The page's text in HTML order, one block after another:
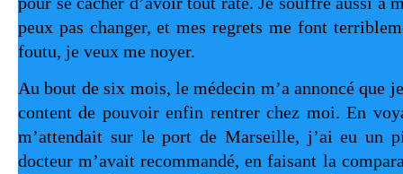
peux pas changer, et mes regrets me font
foutu, je veux me noyer.
Au bout de six mois, le médecin m’a annoncé que
content de pouvoir enfin rentrer chez moi. En
m’attendait sur le port de Marseille, j’ai eu un
docteur m’avait recommandé, en faisant la